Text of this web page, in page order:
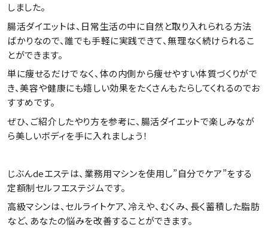
しました。
腸活ダイエットは、日常生活の中に自然と取り入れられる方法
ばかりなので、誰でも手軽に実践できて、無理なく続けられるこ
とができます。
単に痩せるだけでなく、体の内側から痩せやすい体質づくりがで
き、美容や健康にも嬉しい効果をたくさんもたらしてくれるのでお
すすめです。
ぜひ、ご紹介したやり方を参考に、腸活ダイエットで楽しみなが
ら美しいボディを手に入れましょう！
じぶんdeエステは、業務用マシンを使用し”自分でケア”をする
定額制セルフエステジムです。
高級マシンは、セルライトケア、冷えや、むくみ、長く蓄積した脂肪
など、あなたの悩みを改善することができます。